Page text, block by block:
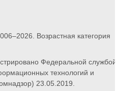
Возрастная категория
Федеральной службой
технологий и
23.05.2019.